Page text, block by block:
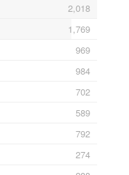
2,018
1,769
969
984
702
589
792
274